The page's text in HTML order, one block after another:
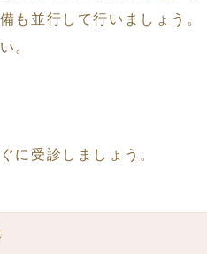
も並行して行いましょう。
。
に受診しましょう。